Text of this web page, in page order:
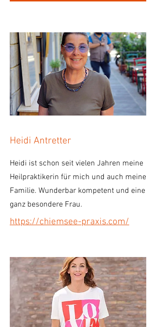
Heidi Antretter
Heidi ist schon seit vielen Jahren meine
Heilpraktikerin für mich und auch meine
Familie. Wunderbar kompetent und eine
ganz besondere Frau.
https://chiemsee-praxis.com/